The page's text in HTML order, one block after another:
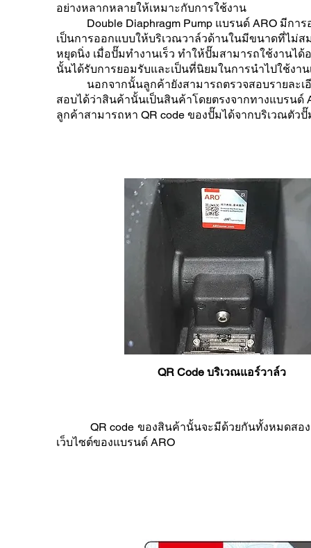
อย่างหลากหลายให้เหมาะกับการใช้งาน
Double Diaphragm Pump แบรนด์ ARO มีการอ
เป็นการออกแบบให้บริเวณวาล์วด้านในมีขนาดที่ไม่
หยุดนิ่ง เมื่อปั๊มทำงานเร็ว ทำให้ปั๊มสามารถใช้งานได้
นั้นได้รับการยอมรับและเป็นที่นิยมในการนำไปใช้งา
นอกจากนั้นลูกค้ายังสามารถตรวจสอบรายละ
สอบได้ว่าสินค้านั้นเป็นสินค้าโดยตรงจากทางแบรนด์
ลูกค้าสามารถหา QR code ของปั๊มได้จากบริเวณตัว
QR Code บริเวณแอร์วาล์ว
QR code ของสินค้านั้นจะมีด้วยกันทั้งหมดสองชั้
เว็บไซต์ของแบรนด์ ARO